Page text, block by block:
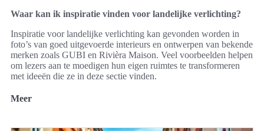
Waar kan ik inspiratie vinden voor landelijke verlichting?
Inspiratie voor landelijke verlichting kan gevonden worden in
foto’s van goed uitgevoerde interieurs en ontwerpen van bekende
merken zoals GUBI en Rivièra Maison. Veel voorbeelden helpen
om lezers aan te moedigen hun eigen ruimtes te transformeren
met ideeën die ze in deze sectie vinden.
Meer